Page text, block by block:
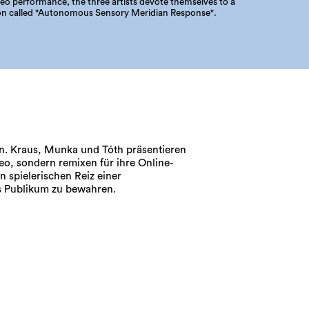
performance, the three artists devote themselves to a
called "Autonomous Sensory Meridian Response".
Publikum zu bewahren.